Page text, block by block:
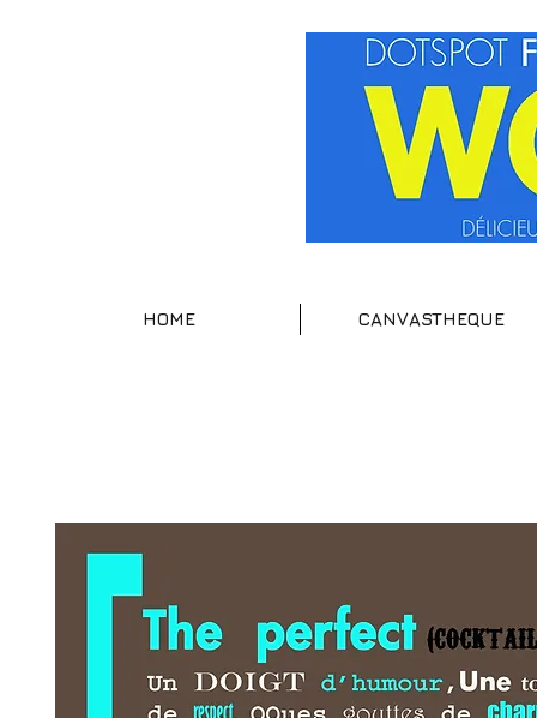
HOME CANVASTHEQUE